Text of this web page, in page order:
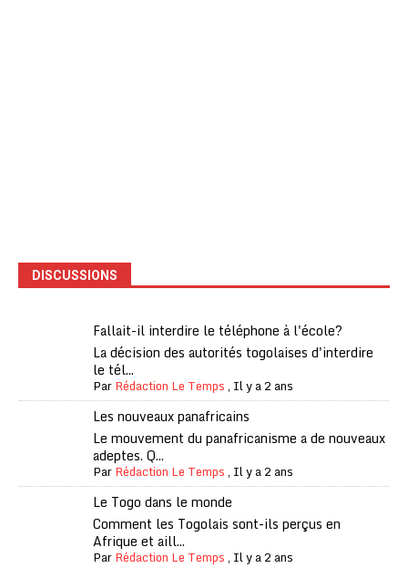
DISCUSSIONS
Fallait-il interdire le téléphone à l'école?
La décision des autorités togolaises d'interdire
le tél...
ParRédaction Le Temps, Il y a 2 ans
Les nouveaux panafricains
Le mouvement du panafricanisme a de nouveaux
adeptes. Q...
ParRédaction Le Temps, Il y a 2 ans
Le Togo dans le monde
Comment les Togolais sont-ils perçus en
Afrique et aill...
ParRédaction Le Temps, Il y a 2 ans